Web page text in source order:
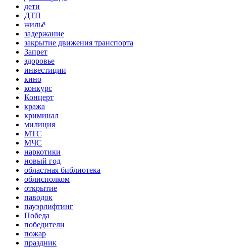
дети
ДТП
жильё
задержание
закрытие движения транспорта
Запрет
здоровье
инвестиции
кино
конкурс
Концерт
кража
криминал
милиция
МТС
МЧС
наркотики
новый год
областная библиотека
облисполком
открытие
паводок
пауэрлифтинг
Победа
победители
пожар
праздник